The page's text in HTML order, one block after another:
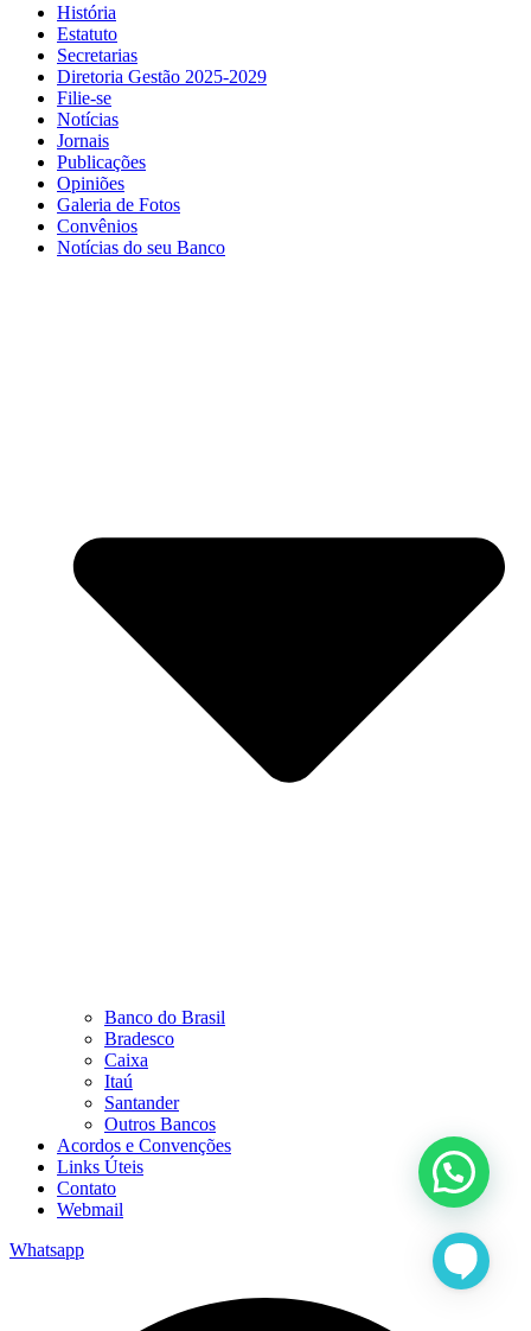
História
Estatuto
Secretarias
Diretoria Gestão 2025-2029
Filie-se
Notícias
Jornais
Publicações
Opiniões
Galeria de Fotos
Convênios
Notícias do seu Banco
Banco do Brasil
Bradesco
Caixa
Itaú
Santander
Outros Bancos
Acordos e Convenções
Links Úteis
Contato
Webmail
Whatsapp